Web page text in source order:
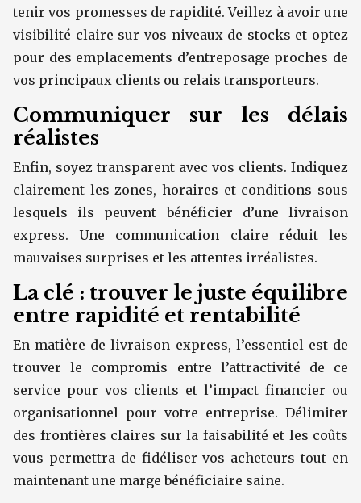
tenir vos promesses de rapidité. Veillez à avoir une
visibilité claire sur vos niveaux de stocks et optez
pour des emplacements d’entreposage proches de
vos principaux clients ou relais transporteurs.
Communiquer sur les délais
réalistes
Enfin, soyez transparent avec vos clients. Indiquez
clairement les zones, horaires et conditions sous
lesquels ils peuvent bénéficier d’une livraison
express. Une communication claire réduit les
mauvaises surprises et les attentes irréalistes.
La clé : trouver le juste équilibre
entre rapidité et rentabilité
En matière de livraison express, l’essentiel est de
trouver le compromis entre l’attractivité de ce
service pour vos clients et l’impact financier ou
organisationnel pour votre entreprise. Délimiter
des frontières claires sur la faisabilité et les coûts
vous permettra de fidéliser vos acheteurs tout en
maintenant une marge bénéficiaire saine.